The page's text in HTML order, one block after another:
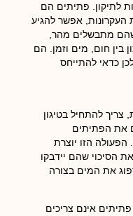
לתיקון. פתיתים הם
העקרונות, אפשר להגיע
שהם מתבשלים מהר,
בין חום, מים וזמן. הם
כדאי להתייחס
צריך להתחיל בטיגון
את הפתיתים
הזו יוצרת
הסיכוי שהם יידבקו
את המים בצורה
אינם צריכים